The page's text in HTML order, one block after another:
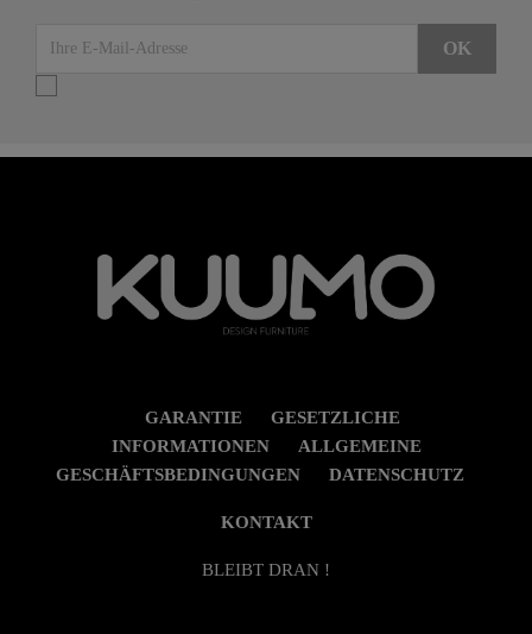
GARANTIE
GESETZLICHE
INFORMATIONEN
ALLGEMEINE
GESCHÄFTSBEDINGUNGEN
DATENSCHUTZ
KONTAKT
BLEIBT DRAN !